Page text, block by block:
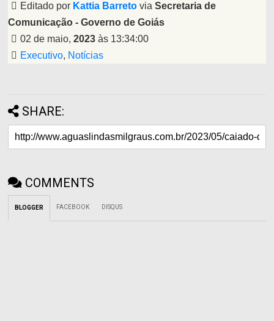
Editado por Kattia Barreto viaSecretaria de
Comunicação - Governo de Goiás
02 de maio,2023 às 13:34:00
Executivo, Notícias
SHARE:
COMMENTS
BLOGGER FACEBOOK DISQUS